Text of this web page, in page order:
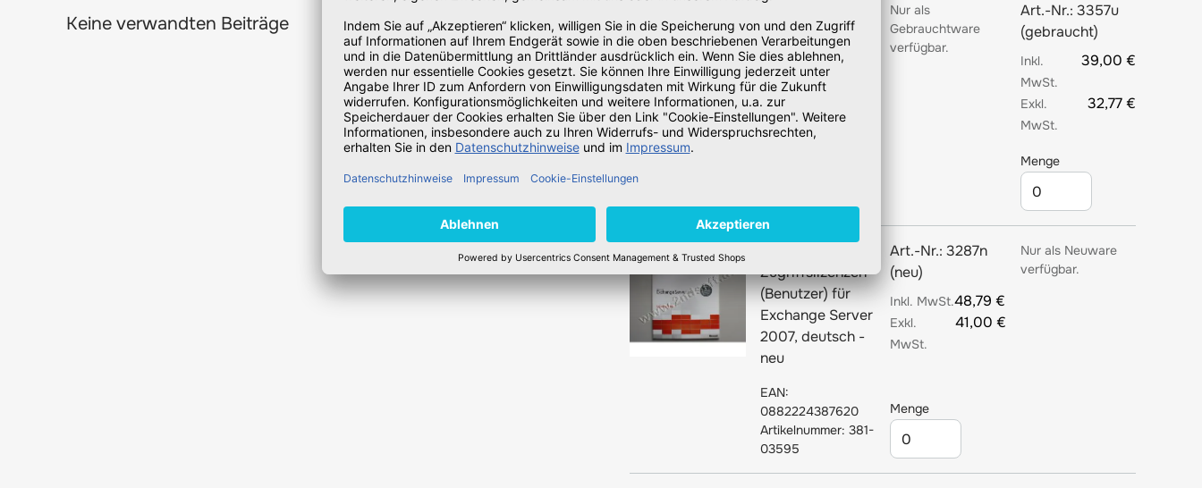
Keine verwandten Beiträge
Zugriffslizenzen
(Benutzer) für
Exchange Server
2007, deutsch
EAN:
Nur als
Gebrauchtware
verfügbar.
Art.-Nr.: 3357u
(gebraucht)
39,00 €
32,77 €
Menge
Zugriffslizenzen
(Benutzer) für
Exchange Server
2007, deutsch -
neu
EAN:
0882224387620
Artikelnummer: 381-
03595
Art.-Nr.: 3287n
(neu)
48,79 €
41,00 €
Menge
Nur als Neuware
verfügbar.